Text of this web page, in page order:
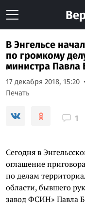
В Энгельсе
по громкому
министра Павла
17 декабря 2018, 15:20
Печать
1
Сегодня в
оглашение
по делам
области, бывшего
завод ФСИН» Павла